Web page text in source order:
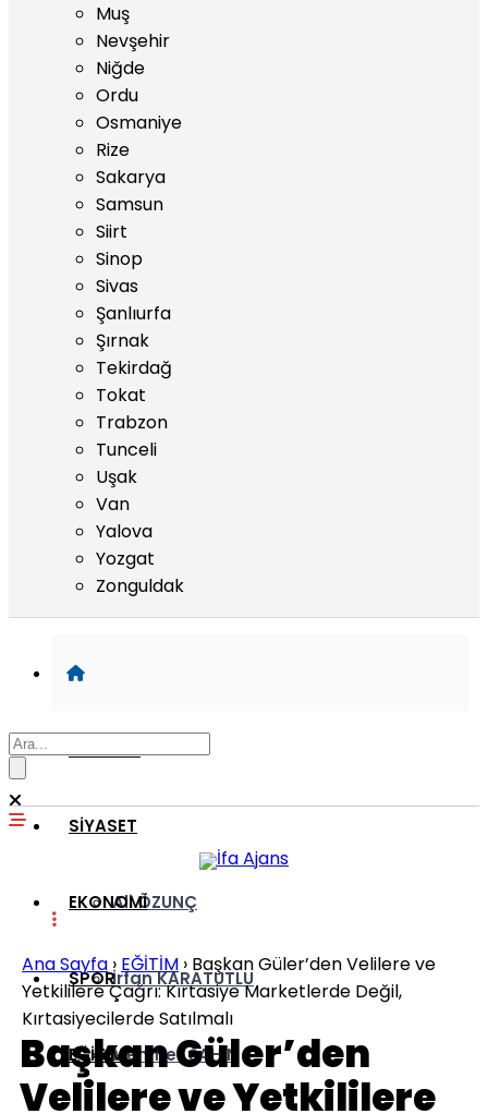
Muş
Nevşehir
Niğde
Ordu
Osmaniye
Rize
Sakarya
Samsun
Siirt
Sinop
Sivas
Şanlıurfa
Şırnak
Tekirdağ
Tokat
Trabzon
Tunceli
Uşak
Van
Yalova
Yozgat
Zonguldak
GÜNDEM
SİYASET
Ali ÖZUNÇ
İrfan KARATUTLU
Mehmet ŞAHİN
EKONOMİ
SPOR
EĞİTİM
Ana Sayfa › EĞİTİM › Başkan Güler’den Velilere ve
Yetkililere Çağrı: Kırtasiye Marketlerde Değil,
Kırtasiyecilerde Satılmalı
Başkan Güler’den
Velilere ve Yetkililere